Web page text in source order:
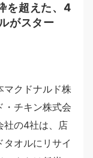
を超えた、4
がスター
マクドナルド株
・チキン株式会
社の4社は、店
オルにリサイ